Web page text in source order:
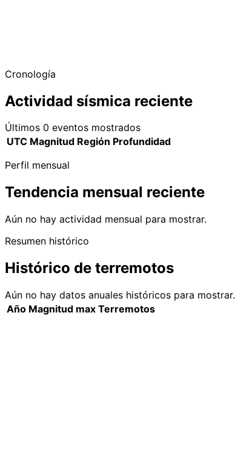
Cronología
Actividad sísmica reciente
Últimos 0 eventos mostrados
UTC Magnitud Región Profundidad
Perfil mensual
Tendencia mensual reciente
Aún no hay actividad mensual para mostrar.
Resumen histórico
Histórico de terremotos
Aún no hay datos anuales históricos para mostrar.
Año Magnitud max Terremotos